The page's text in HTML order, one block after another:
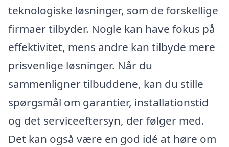
teknologiske løsninger, som de forskellige
firmaer tilbyder. Nogle kan have fokus på
effektivitet, mens andre kan tilbyde mere
prisvenlige løsninger. Når du
sammenligner tilbuddene, kan du stille
spørgsmål om garantier, installationstid
og det serviceeftersyn, der følger med.
Det kan også være en god idé at høre om